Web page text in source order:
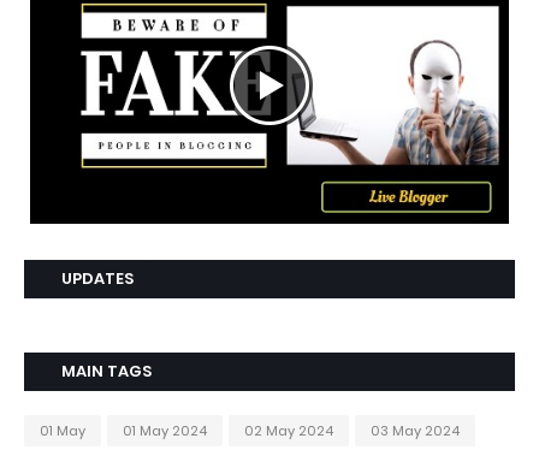
UPDATES
MAIN TAGS
01 May 01 May 2024 02 May 2024
03 May 2024